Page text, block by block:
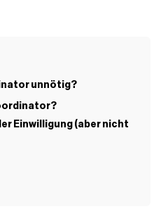
unnötig?
Einwilligung (aber nicht